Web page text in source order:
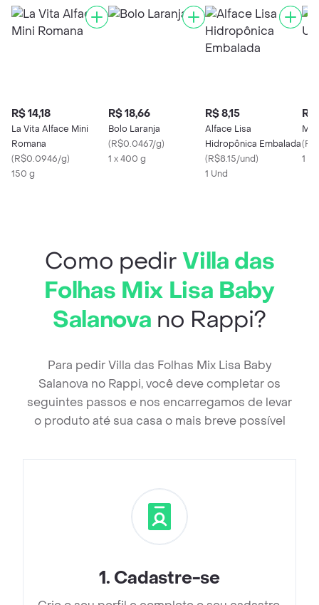
R$ 14,18
La Vita Alface Mini
Romana
(R$0.0946/g)
150 g
R$ 18,66
Bolo Laranja
(R$0.0467/g)
1 x 400 g
R$ 8,15
Alface Lisa
Hidropônica Embalada
(R$8.15/und)
1 Und
R$
Mix
(
1
Como pedirVilla das
Folhas Mix Lisa Baby
Salanova no Rappi?
Para pedir Villa das Folhas Mix Lisa Baby
Salanova no Rappi, você deve completar os
seguintes passos e nos encarregamos de levar
o produto até sua casa o mais breve possível
1. Cadastre-se